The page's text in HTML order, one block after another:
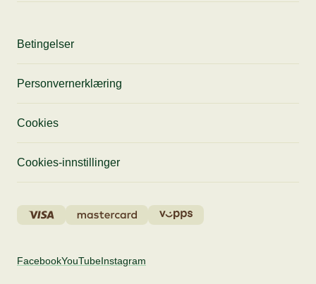
Betingelser
Personvernerklæring
Cookies
Cookies-innstillinger
FacebookYouTubeInstagram